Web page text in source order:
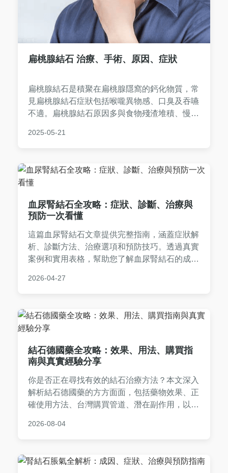
扁桃腺結石 治療、手術、原因、症狀
扁桃腺結石是積聚在扁桃腺隱窩的鈣化物質，常
見‌扁桃腺結石症狀‌包括喉嚨異物感、口臭及吞嚥
不適。‌扁桃腺結石原因‌多與食物殘渣堆積、慢性
棉棒進行‌扁桃腺結石治療‌，嚴重時則需考慮‌扁桃
決扁桃腺結石困擾！
2025-05-21
血尿腎結石全攻略：症狀、診斷、治療與
預防一次看懂
這篇血尿腎結石文章提供完整指南，涵蓋症狀解
析、診斷方法、治療選項和預防技巧。透過真實
案例和實用表格，幫助您了解血尿腎結石的成因
識，適合有相關疑問的讀者參考。
2026-04-27
結石德國藥全攻略：效果、用法、購買指
南與真實經驗分享
你是否正在尋找有效的結石治療方法？本文深入
解析結石德國藥的方方面面，包括藥物效果、正
確使用方法、台灣購買管道、潛在副作用，以及
2026-08-04